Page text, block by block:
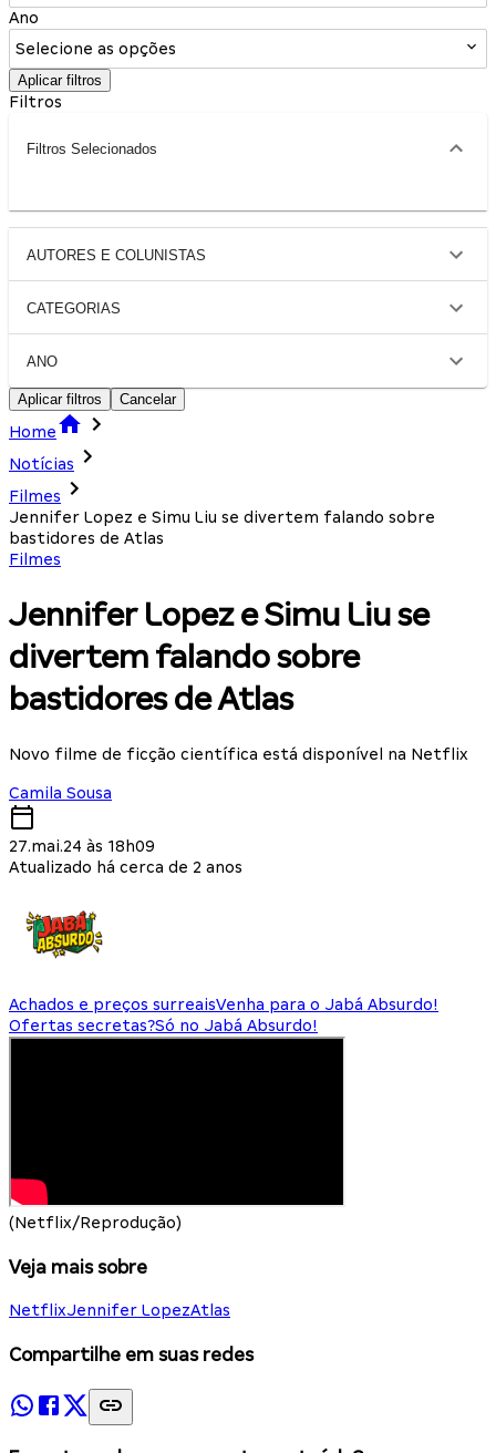
Ano
Selecione as opções
Aplicar filtros
Filtros
Filtros Selecionados
AUTORES E COLUNISTAS
CATEGORIAS
ANO
Aplicar filtros Cancelar
Home
Notícias
Filmes
Jennifer Lopez e Simu Liu se divertem falando sobre
bastidores de Atlas
Filmes
Jennifer Lopez e Simu Liu se
divertem falando sobre
bastidores de Atlas
Novo filme de ficção científica está disponível na Netflix
Camila Sousa
27.mai.24 às 18h09
Atualizado há cerca de 2 anos
Achados e preços surreaisVenha para o Jabá Absurdo!
Ofertas secretas?Só no Jabá Absurdo!
(Netflix/Reprodução)
Veja mais sobre
NetflixJennifer LopezAtlas
Compartilhe em suas redes